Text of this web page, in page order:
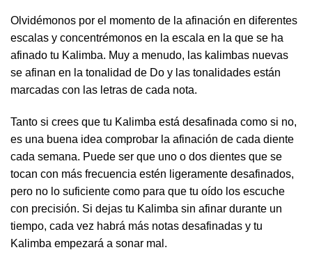
Olvidémonos por el momento de la afinación en diferentes
escalas y concentrémonos en la escala en la que se ha
afinado tu Kalimba. Muy a menudo, las kalimbas nuevas
se afinan en la tonalidad de Do y las tonalidades están
marcadas con las letras de cada nota.
Tanto si crees que tu Kalimba está desafinada como si no,
es una buena idea comprobar la afinación de cada diente
cada semana. Puede ser que uno o dos dientes que se
tocan con más frecuencia estén ligeramente desafinados,
pero no lo suficiente como para que tu oído los escuche
con precisión. Si dejas tu Kalimba sin afinar durante un
tiempo, cada vez habrá más notas desafinadas y tu
Kalimba empezará a sonar mal.